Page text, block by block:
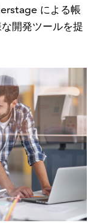
による帳
開発ツールを提